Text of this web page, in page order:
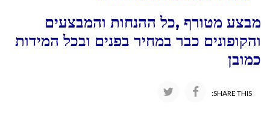
מבצע מטורף ,כל ההנחות והמבצעים
והקופונים כבר במחיר בפנים ובכל המידות
כמובן
SHARE THIS: